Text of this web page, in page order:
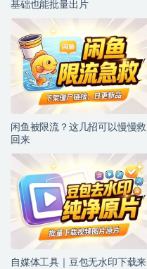
基础也能批量出片
闲鱼被限流？这几招可以慢慢救
回来
自媒体工具｜豆包无水印下载来